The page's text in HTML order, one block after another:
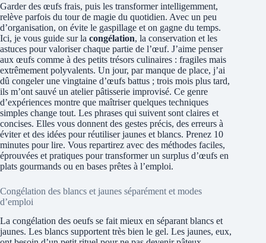
Garder des œufs frais, puis les transformer intelligemment,
relève parfois du tour de magie du quotidien. Avec un peu
d’organisation, on évite le gaspillage et on gagne du temps.
Ici, je vous guide sur la congélation, la conservation et les
astuces pour valoriser chaque partie de l’œuf. J’aime penser
aux œufs comme à des petits trésors culinaires : fragiles mais
extrêmement polyvalents. Un jour, par manque de place, j’ai
dû congeler une vingtaine d’œufs battus ; trois mois plus tard,
ils m’ont sauvé un atelier pâtisserie improvisé. Ce genre
d’expériences montre que maîtriser quelques techniques
simples change tout. Les phrases qui suivent sont claires et
concises. Elles vous donnent des gestes précis, des erreurs à
éviter et des idées pour réutiliser jaunes et blancs. Prenez 10
minutes pour lire. Vous repartirez avec des méthodes faciles,
éprouvées et pratiques pour transformer un surplus d’œufs en
plats gourmands ou en bases prêtes à l’emploi.
Congélation des blancs et jaunes séparément et modes
d’emploi
La congélation des oeufs se fait mieux en séparant blancs et
jaunes. Les blancs supportent très bien le gel. Les jaunes, eux,